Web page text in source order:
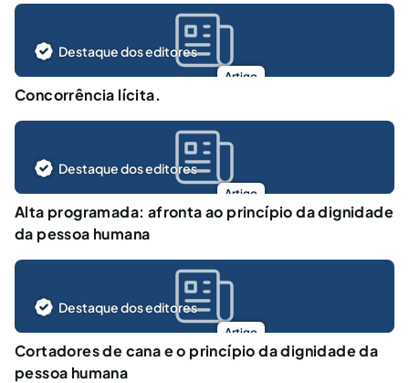
Artigo
Destaque dos editores
Concorrência lícita.
Artigo
Destaque dos editores
Alta programada: afronta ao princípio da dignidade
da pessoa humana
Artigo
Destaque dos editores
Cortadores de cana e o princípio da dignidade da
pessoa humana